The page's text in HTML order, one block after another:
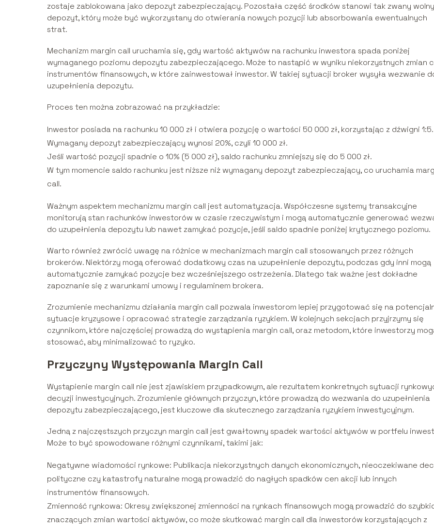
zostaje zablokowana jako depozyt zabezpieczający. Pozostała część środków stanowi tak zwany wolny
depozyt, który może być wykorzystany do otwierania nowych pozycji lub absorbowania ewentualnych
strat.
Mechanizm margin call uruchamia się, gdy wartość aktywów na rachunku inwestora spada poniżej
wymaganego poziomu depozytu zabezpieczającego. Może to nastąpić w wyniku niekorzystnych zmian
instrumentów finansowych, w które zainwestował inwestor. W takiej sytuacji broker wysyła wezwanie
uzupełnienia depozytu.
Proces ten można zobrazować na przykładzie:
Inwestor posiada na rachunku 10 000 zł i otwiera pozycję o wartości 50 000 zł, korzystając z dźwigni 1:5.
Wymagany depozyt zabezpieczający wynosi 20%, czyli 10 000 zł.
Jeśli wartość pozycji spadnie o 10% (5 000 zł), saldo rachunku zmniejszy się do 5 000 zł.
W tym momencie saldo rachunku jest niższe niż wymagany depozyt zabezpieczający, co uruchamia
call.
Ważnym aspektem mechanizmu margin call jest automatyzacja. Współczesne systemy transakcyjne
monitorują stan rachunków inwestorów w czasie rzeczywistym i mogą automatycznie generować
do uzupełnienia depozytu lub nawet zamykać pozycje, jeśli saldo spadnie poniżej krytycznego poziomu.
Warto również zwrócić uwagę na różnice w mechanizmach margin call stosowanych przez różnych
brokerów. Niektórzy mogą oferować dodatkowy czas na uzupełnienie depozytu, podczas gdy inni mogą
automatycznie zamykać pozycje bez wcześniejszego ostrzeżenia. Dlatego tak ważne jest dokładne
zapoznanie się z warunkami umowy i regulaminem brokera.
Zrozumienie mechanizmu działania margin call pozwala inwestorom lepiej przygotować się na
sytuacje kryzysowe i opracować strategie zarządzania ryzykiem. W kolejnych sekcjach przyjrzymy się
czynnikom, które najczęściej prowadzą do wystąpienia margin call, oraz metodom, które inwestorzy
stosować, aby minimalizować to ryzyko.
Przyczyny Występowania Margin Call
Wystąpienie margin call nie jest zjawiskiem przypadkowym, ale rezultatem konkretnych sytuacji
decyzji inwestycyjnych. Zrozumienie głównych przyczyn, które prowadzą do wezwania do uzupełnienia
depozytu zabezpieczającego, jest kluczowe dla skutecznego zarządzania ryzykiem inwestycyjnym.
Jedną z najczęstszych przyczyn margin call jest gwałtowny spadek wartości aktywów w portfelu
Może to być spowodowane różnymi czynnikami, takimi jak:
Negatywne wiadomości rynkowe: Publikacja niekorzystnych danych ekonomicznych, nieoczekiwane
polityczne czy katastrofy naturalne mogą prowadzić do nagłych spadków cen akcji lub innych
instrumentów finansowych.
Zmienność rynkowa: Okresy zwiększonej zmienności na rynkach finansowych mogą prowadzić do
znaczących zmian wartości aktywów, co może skutkować margin call dla inwestorów korzystających z